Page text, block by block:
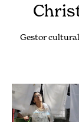
Gestor